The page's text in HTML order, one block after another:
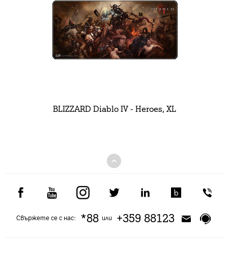
BLIZZARD Diablo IV - Heroes, XL
Свържете се с нас: *88или +359 88123